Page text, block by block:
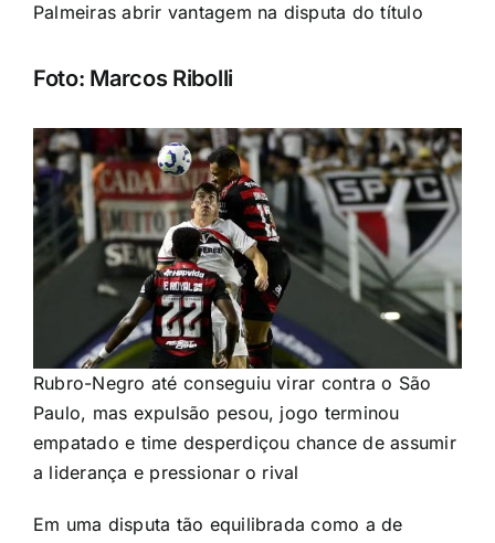
Palmeiras abrir vantagem na disputa do título
Foto: Marcos Ribolli
Rubro-Negro até conseguiu virar contra o São
Paulo, mas expulsão pesou, jogo terminou
empatado e time desperdiçou chance de assumir
a liderança e pressionar o rival
Em uma disputa tão equilibrada como a de